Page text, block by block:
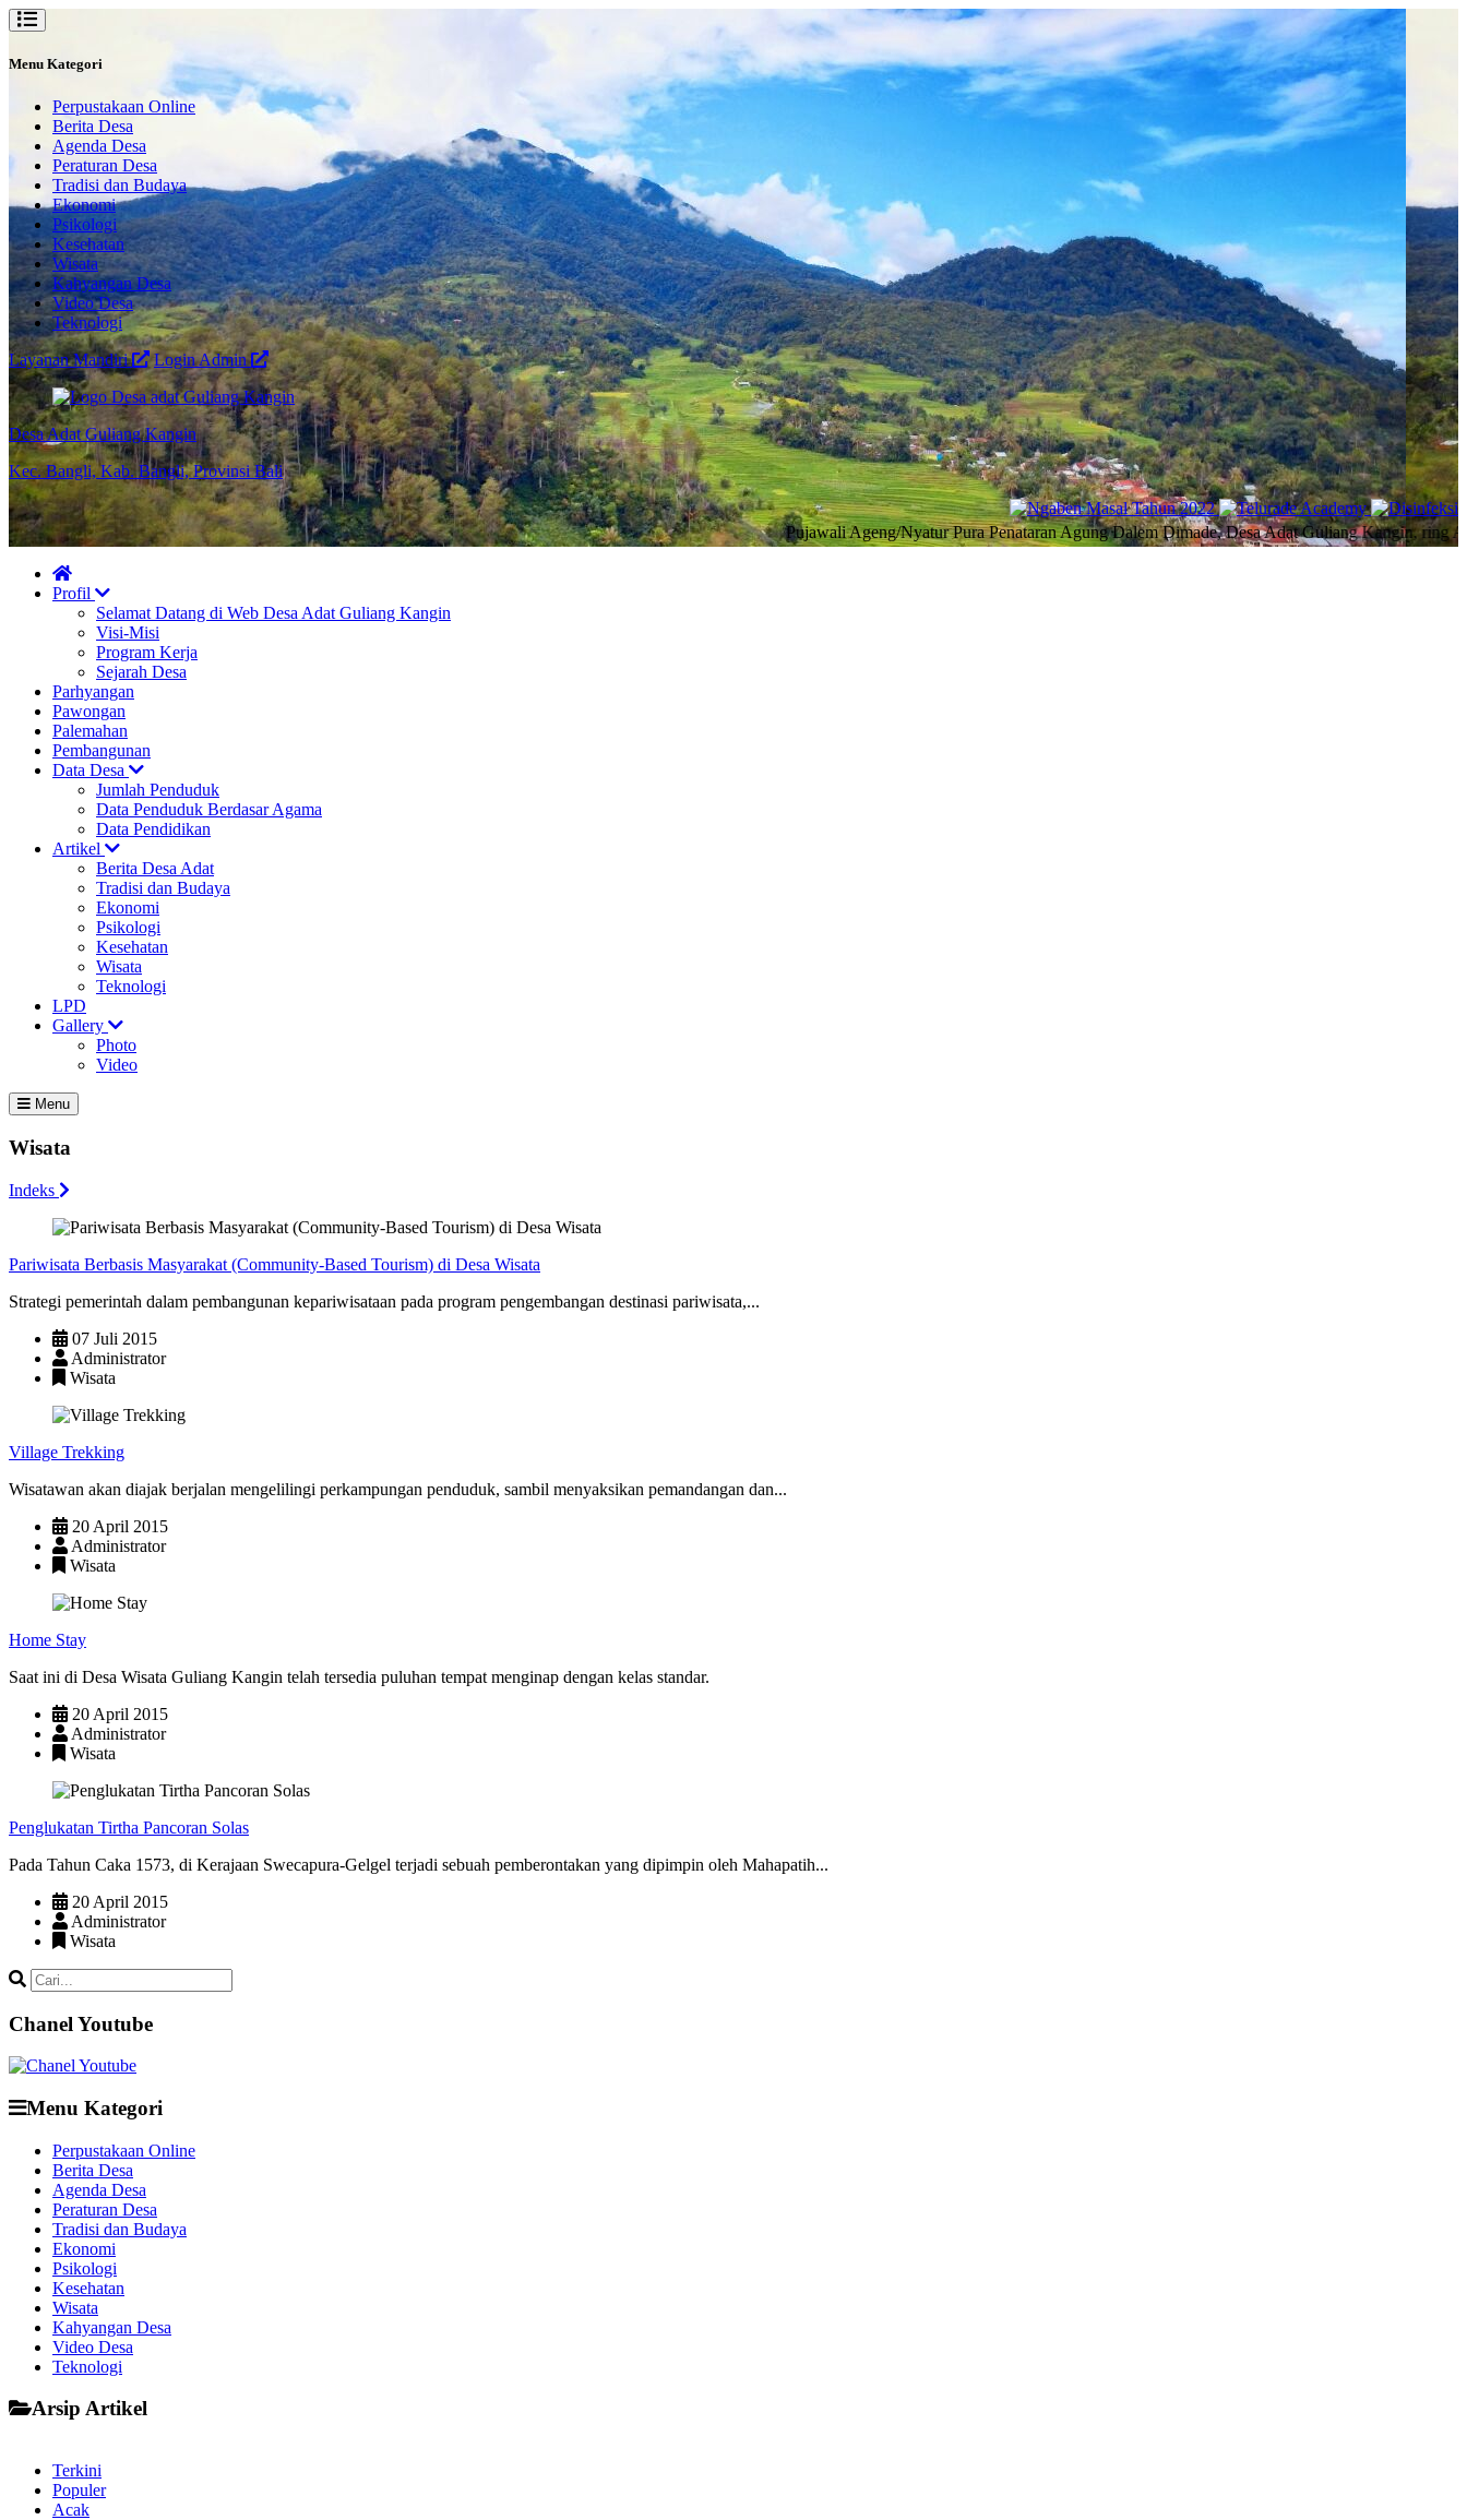
Menu Kategori
Perpustakaan Online
Berita Desa
Agenda Desa
Peraturan Desa
Tradisi dan Budaya
Ekonomi
Psikologi
Kesehatan
Wisata
Kahyangan Desa
Video Desa
Teknologi
Layanan Mandiri
Login Admin
Desa Adat Guliang Kangin
Kec. Bangli, Kab. Bangli, Provinsi Bali
Pujawali Ageng/Nyatur Pura Penataran Agung Dalem Dimade, Desa Adat Guliang Kangin, ring Anggara
Profil
Selamat Datang di Web Desa Adat Guliang Kangin
Visi-Misi
Program Kerja
Sejarah Desa
Parhyangan
Pawongan
Palemahan
Pembangunan
Data Desa
Jumlah Penduduk
Data Penduduk Berdasar Agama
Data Pendidikan
Artikel
Berita Desa Adat
Tradisi dan Budaya
Ekonomi
Psikologi
Kesehatan
Wisata
Teknologi
LPD
Gallery
Photo
Video
Menu
Wisata
Indeks
Pariwisata Berbasis Masyarakat (Community-Based Tourism) di Desa Wisata
Strategi pemerintah dalam pembangunan kepariwisataan pada program pengembangan destinasi pariwisata,...
07 Juli 2015
Administrator
Wisata
Village Trekking
Wisatawan akan diajak berjalan mengelilingi perkampungan penduduk, sambil menyaksikan pemandangan dan...
20 April 2015
Administrator
Wisata
Home Stay
Saat ini di Desa Wisata Guliang Kangin telah tersedia puluhan tempat menginap dengan kelas standar.
20 April 2015
Administrator
Wisata
Penglukatan Tirtha Pancoran Solas
Pada Tahun Caka 1573, di Kerajaan Swecapura-Gelgel terjadi sebuah pemberontakan yang dipimpin oleh Mahapatih...
20 April 2015
Administrator
Wisata
Chanel Youtube
Menu Kategori
Perpustakaan Online
Berita Desa
Agenda Desa
Peraturan Desa
Tradisi dan Budaya
Ekonomi
Psikologi
Kesehatan
Wisata
Kahyangan Desa
Video Desa
Teknologi
Arsip Artikel
Terkini
Populer
Acak